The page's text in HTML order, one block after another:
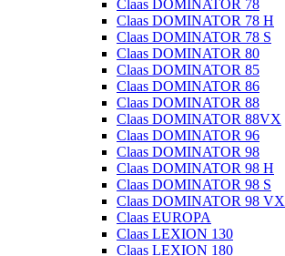
Claas DOMINATOR 78
Claas DOMINATOR 78 H
Claas DOMINATOR 78 S
Claas DOMINATOR 80
Claas DOMINATOR 85
Claas DOMINATOR 86
Claas DOMINATOR 88
Claas DOMINATOR 88VX
Claas DOMINATOR 96
Claas DOMINATOR 98
Claas DOMINATOR 98 H
Claas DOMINATOR 98 S
Claas DOMINATOR 98 VX
Claas EUROPA
Claas LEXION 130
Claas LEXION 180